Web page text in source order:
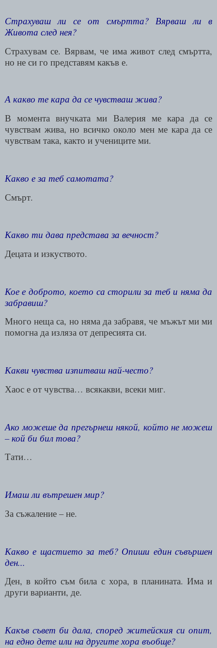
Страхуваш ли се от смъртта? Вярваш ли в
Живота след нея?
Страхувам се. Вярвам, че има живот след смъртта,
но не си го представям какъв е.
А какво те кара да се чувстваш жива?
В момента внучката ми Валерия ме кара да се
чувствам жива, но всичко около мен ме кара да се
чувствам така, както и учениците ми.
Какво е за теб самотата?
Смърт.
Какво ти дава представа за вечност?
Децата и изкуството.
Кое е доброто, което са сторили за теб и няма да
забравиш?
Много неща са, но няма да забравя, че мъжът ми ми
помогна да изляза от депресията си.
Какви чувства изпитваш най-често?
Хаос е от чувства… всякакви, всеки миг.
Ако можеше да прегърнеш някой, който не можеш
– кой би бил това?
Тати…
Имаш ли вътрешен мир?
За съжаление – не.
Какво е щастието за теб? Опиши един съвършен
ден...
Ден, в който съм била с хора, в планината. Има и
други варианти, де.
Какъв съвет би дала, според житейския си опит,
на едно дете или на другите хора въобще?